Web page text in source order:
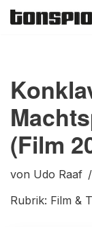
(Film
von Udo Raaf
Rubrik: Film &